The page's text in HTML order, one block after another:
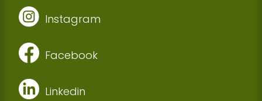
Instagram
Facebook
Linkedin